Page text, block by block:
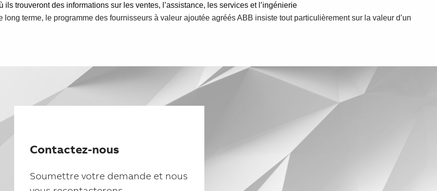
trouveront des informations sur les ventes, l’assistance, les services et l’ingénierie
terme, le programme des fournisseurs à valeur ajoutée agréés ABB insiste tout particulièrement sur la valeur d’un
Contactez-nous
Soumettre votre demande et nous